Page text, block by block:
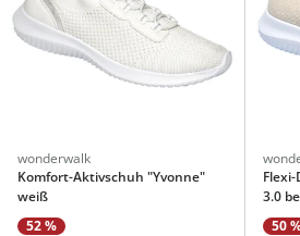
wonderwalk
Komfort-Aktivschuh "Yvonne"
weiß
52 %
3.0
50